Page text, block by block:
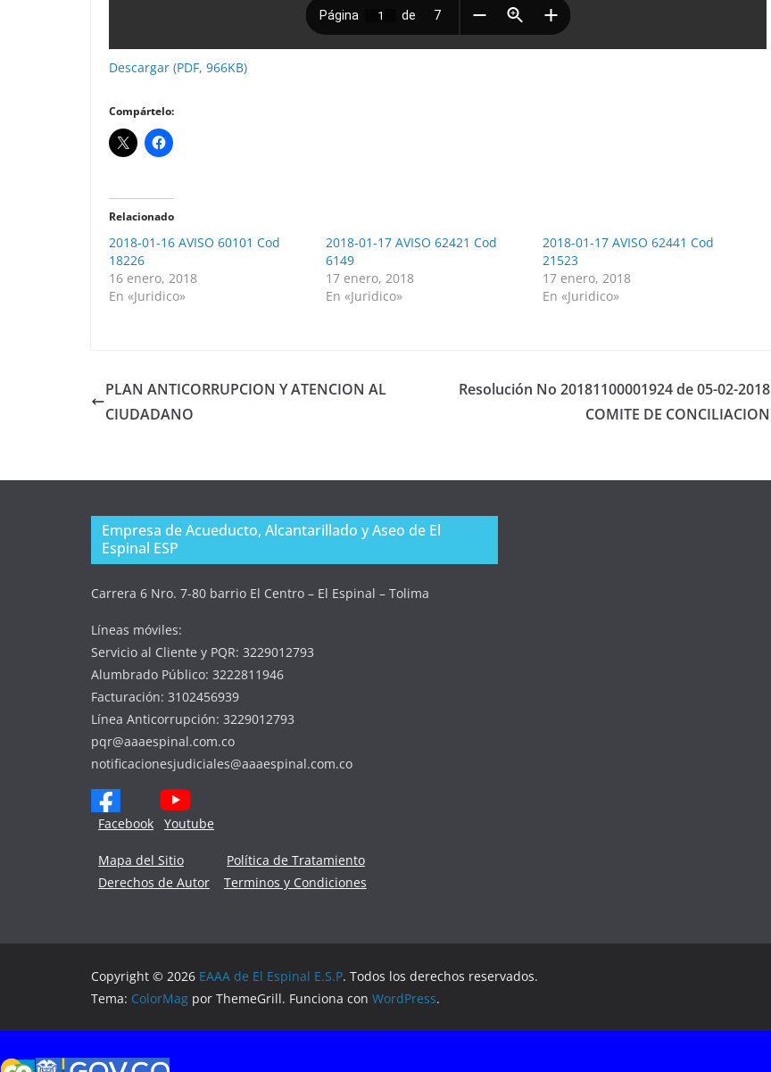
Descargar (PDF, 966KB)
Compártelo:
Relacionado
2018-01-16 AVISO 60101 Cod
18226
16 enero, 2018
En «Juridico»
2018-01-17 AVISO 62421 Cod
6149
17 enero, 2018
En «Juridico»
2018-01-17 AVISO 62441 Cod
21523
17 enero, 2018
En «Juridico»
PLAN ANTICORRUPCION Y ATENCION AL
CIUDADANO
Resolución No 20181100001924 de 05-02-2018
COMITE DE CONCILIACION
Empresa de Acueducto, Alcantarillado y Aseo de El
Espinal ESP
Carrera 6 Nro. 7-80 barrio El Centro – El Espinal – Tolima
Líneas móviles:
Servicio al Cliente y PQR: 3229012793
Alumbrado Público: 3222811946
Facturación: 3102456939
Línea Anticorrupción: 3229012793
pqr@aaaespinal.com.co
notificacionesjudiciales@aaaespinal.com.co
Facebook Youtube
Mapa del Sitio
Política de Tratamiento
Derechos de Autor
Terminos y Condiciones
Copyright © 2026 EAAA de El Espinal E.S.P. Todos los derechos reservados.
Tema: ColorMag por ThemeGrill. Funciona con WordPress.